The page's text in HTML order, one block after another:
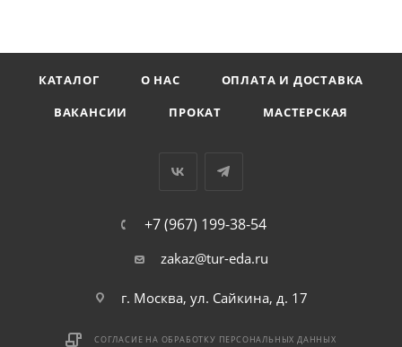
КАТАЛОГ О НАС
ОПЛАТА И ДОСТАВКА
ВАКАНСИИ
ПРОКАТ МАСТЕРСКАЯ
+7 (967) 199-38-54
zakaz@tur-eda.ru
г. Москва, ул. Сайкина, д. 17
СОГЛАСИЕ НА ОБРАБОТКУ ПЕРСОНАЛЬНЫХ ДАННЫХ